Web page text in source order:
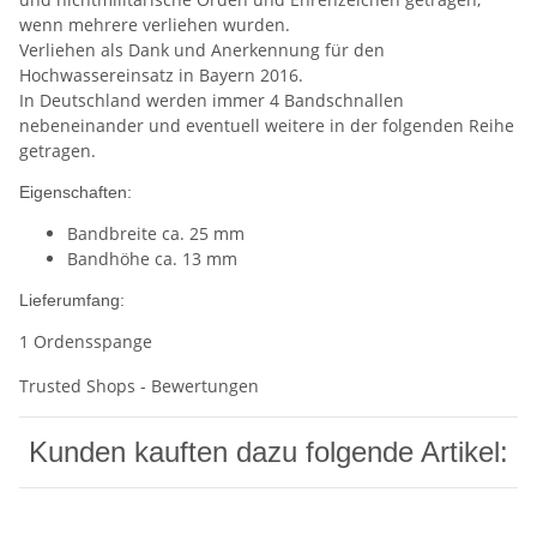
wenn mehrere verliehen wurden.
Verliehen als Dank und Anerkennung für den
Hochwassereinsatz in Bayern 2016.
In Deutschland werden immer 4 Bandschnallen
nebeneinander und eventuell weitere in der folgenden Reihe
getragen.
Eigenschaften:
Bandbreite ca. 25 mm
Bandhöhe ca. 13 mm
Lieferumfang:
1 Ordensspange
Trusted Shops - Bewertungen
Kunden kauften dazu folgende Artikel: